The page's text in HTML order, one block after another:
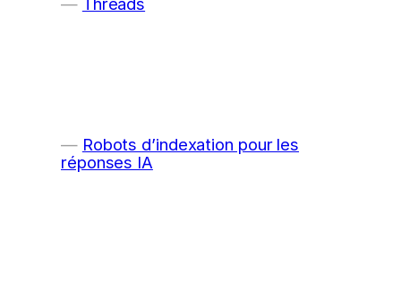
Robots d’indexation pour les
réponses IA